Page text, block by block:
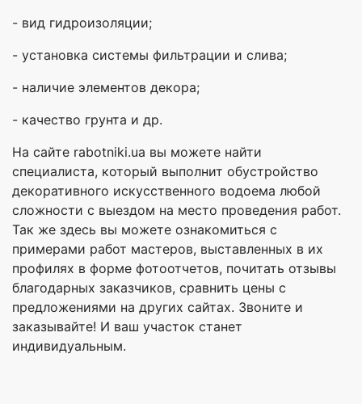
- вид гидроизоляции;
- установка системы фильтрации и слива;
- наличие элементов декора;
- качество грунта и др.
На сайте rabotniki.ua вы можете найти
специалиста, который выполнит обустройство
декоративного искусственного водоема любой
сложности с выездом на место проведения работ.
Так же здесь вы можете ознакомиться с
примерами работ мастеров, выставленных в их
профилях в форме фотоотчетов, почитать отзывы
благодарных заказчиков, сравнить цены с
предложениями на других сайтах. Звоните и
заказывайте! И ваш участок станет
индивидуальным.